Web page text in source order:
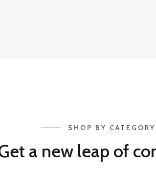
SHOP BY CATEGORY
a new leap of